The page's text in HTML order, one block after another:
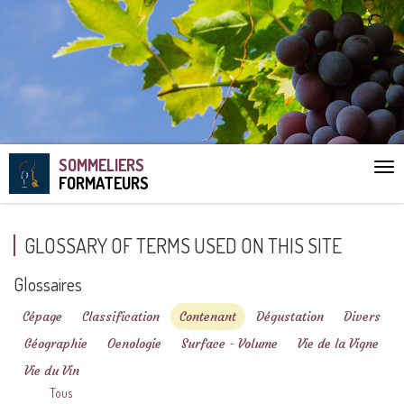
SOMMELIERS
FORMATEURS
GLOSSARY OF TERMS USED ON THIS SITE
Glossaires
Cépage Classification Contenant Dégustation
Divers
Géographie
Oenologie Surface - Volume
Vie de la Vigne
Vie du Vin
Tous